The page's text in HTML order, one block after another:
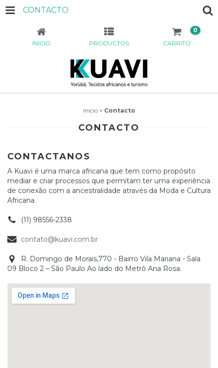
CONTACTO
INICIO PRODUCTOS CARRITO
0
Inicio > Contacto
CONTACTO
CONTACTANOS
A Kuavi é uma marca africana que tem como propósito
mediar e criar processos que permitam ter uma experiência
de conexão com a ancestralidade através da Moda e Cultura
Africana.
(11) 98556-2338
contato@kuavi.com.br
R. Domingo de Morais,770 - Bairro Vila Mariana - Sala
09 Bloco 2 – São Paulo Ao lado do Metrô Ana Rosa.